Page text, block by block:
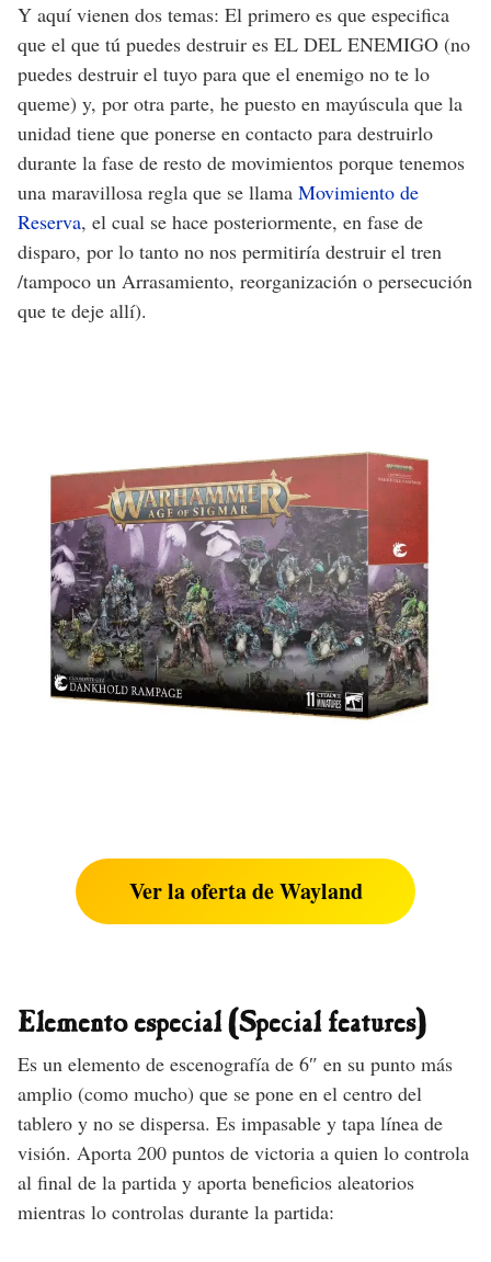
Y aquí vienen dos temas: El primero es que especifica
que el que tú puedes destruir es EL DEL ENEMIGO (no
puedes destruir el tuyo para que el enemigo no te lo
queme) y, por otra parte, he puesto en mayúscula que la
unidad tiene que ponerse en contacto para destruirlo
durante la fase de resto de movimientos porque tenemos
una maravillosa regla que se llama Movimiento de
Reserva, el cual se hace posteriormente, en fase de
disparo, por lo tanto no nos permitiría destruir el tren
/tampoco un Arrasamiento, reorganización o persecución
que te deje allí).
Ver la oferta de Wayland
Elemento especial (Special features)
Es un elemento de escenografía de 6″ en su punto más
amplio (como mucho) que se pone en el centro del
tablero y no se dispersa. Es impasable y tapa línea de
visión. Aporta 200 puntos de victoria a quien lo controla
al final de la partida y aporta beneficios aleatorios
mientras lo controlas durante la partida: